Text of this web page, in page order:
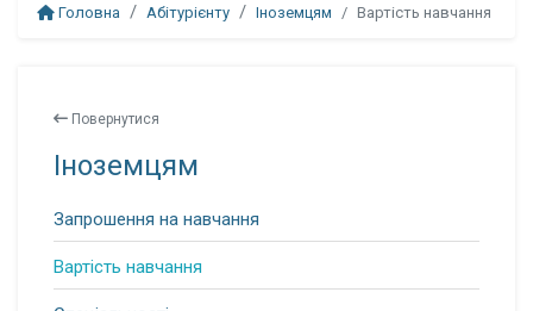
Головна Абітурієнту Іноземцям Вартість навчання
Повернутися
Іноземцям
Запрошення на навчання
Вартість навчання